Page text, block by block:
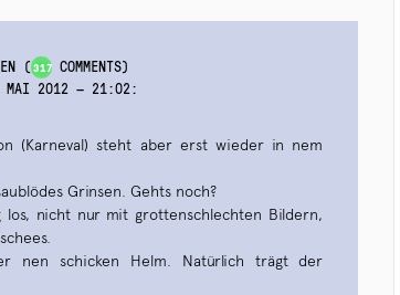
(317 COMMENTS)
MAI 2012 — 21:02:
(Karneval) steht aber erst wieder in nem
Grinsen. Gehts noch?
nicht nur mit grottenschlechten Bildern,
nen schicken Helm. Natürlich trägt der